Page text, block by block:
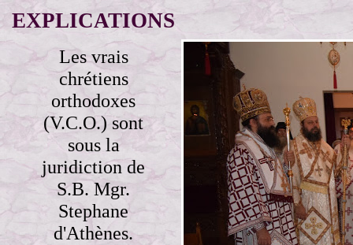
EXPLICATIONS
Les vrais
chrétiens
orthodoxes
(V.C.O.) sont
sous la
juridiction de
S.B. Mgr.
Stephane
d'Athènes.